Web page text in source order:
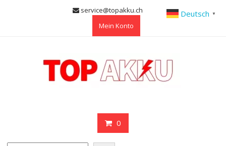
service@topakku.ch
Mein Konto
0
Deutsch ▼